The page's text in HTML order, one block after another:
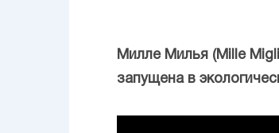
Милле Милья (Mille
запущена в